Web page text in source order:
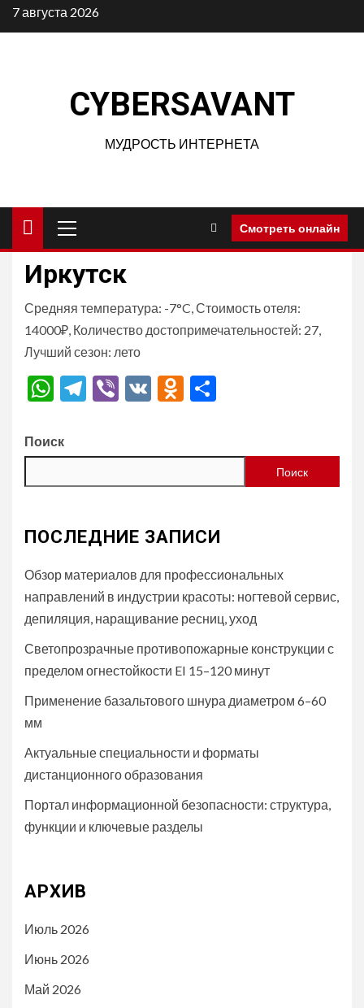
Перейти
к
7 августа 2026
CYBERSAVANT
МУДРОСТЬ ИНТЕРНЕТА
меню
Смотреть онлайн
Иркутск
Средняя температура: -7°C, Стоимость отеля:
14000₽, Количество достопримечательностей: 27,
Лучший сезон: лето
WhatsApp
Telegram
Viber
VK Odnoklassniki
Поиск
Поиск
ПОСЛЕДНИЕ ЗАПИСИ
Обзор материалов для профессиональных
направлений в индустрии красоты: ногтевой сервис,
депиляция, наращивание ресниц, уход
Светопрозрачные противопожарные конструкции с
пределом огнестойкости EI 15–120 минут
Применение базальтового шнура диаметром 6–60
мм
Актуальные специальности и форматы
дистанционного образования
Портал информационной безопасности: структура,
функции и ключевые разделы
АРХИВ
Июль 2026
Июнь 2026
Май 2026